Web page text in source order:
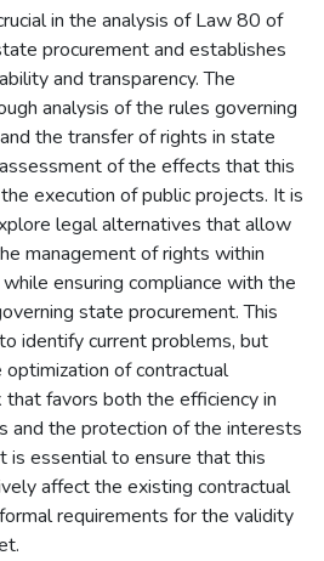
in the analysis of Law 80 of
procurement and establishes
and transparency. The
analysis of the rules governing
the transfer of rights in state
of the effects that this
execution of public projects. It is
legal alternatives that allow
management of rights within
ensuring compliance with the
state procurement. This
identify current problems, but
of contractual
favors both the efficiency in
and the protection of the interests
is essential to ensure that this
affect the existing contractual
requirements for the validity